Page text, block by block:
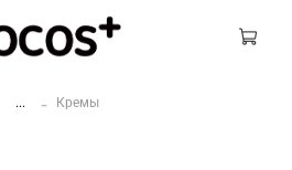
... Кремы